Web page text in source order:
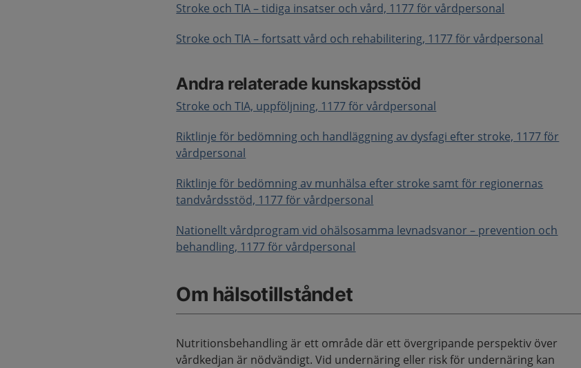
Stroke och TIA – tidiga insatser och vård, 1177 för vårdpersonal
Stroke och TIA – fortsatt vård och rehabilitering, 1177 för vårdpersonal
Andra relaterade kunskapsstöd
Stroke och TIA, uppföljning, 1177 för vårdpersonal
Riktlinje för bedömning och handläggning av dysfagi efter stroke, 1177 för
vårdpersonal
Riktlinje för bedömning av munhälsa efter stroke samt för regionernas
tandvårdsstöd, 1177 för vårdpersonal
Nationellt vårdprogram vid ohälsosamma levnadsvanor – prevention och
behandling, 1177 för vårdpersonal
Om hälsotillståndet
Nutritionsbehandling är ett område där ett övergripande perspektiv över
vårdkedjan är nödvändigt. Vid undernäring eller risk för undernäring kan